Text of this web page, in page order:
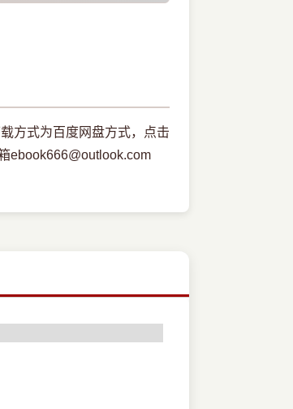
方式为百度网盘方式，点击
ebook666@outlook.com